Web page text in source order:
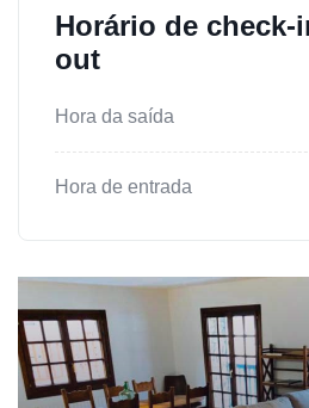
Horário de check-
out
Hora da saída
Hora de entrada